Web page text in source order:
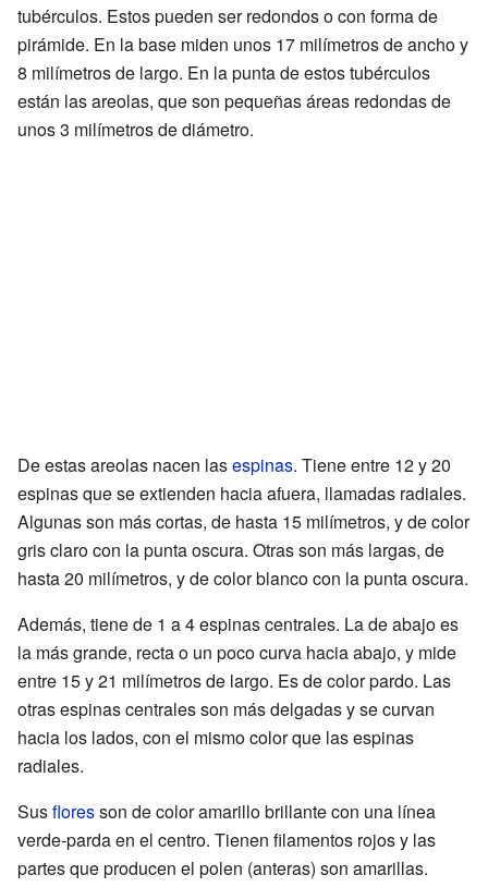
tubérculos. Estos pueden ser redondos o con forma de
pirámide. En la base miden unos 17 milímetros de ancho y
8 milímetros de largo. En la punta de estos tubérculos
están las areolas, que son pequeñas áreas redondas de
unos 3 milímetros de diámetro.
De estas areolas nacen lasespinas. Tiene entre 12 y 20
espinas que se extienden hacia afuera, llamadas radiales.
Algunas son más cortas, de hasta 15 milímetros, y de color
gris claro con la punta oscura. Otras son más largas, de
hasta 20 milímetros, y de color blanco con la punta oscura.
Además, tiene de 1 a 4 espinas centrales. La de abajo es
la más grande, recta o un poco curva hacia abajo, y mide
entre 15 y 21 milímetros de largo. Es de color pardo. Las
otras espinas centrales son más delgadas y se curvan
hacia los lados, con el mismo color que las espinas
radiales.
Susfloresson de color amarillo brillante con una línea
verde-parda en el centro. Tienen filamentos rojos y las
partes que producen el polen (anteras) son amarillas.